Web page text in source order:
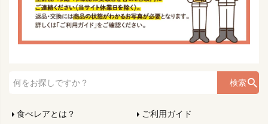
検索
食べレアとは？
ご利用ガイド